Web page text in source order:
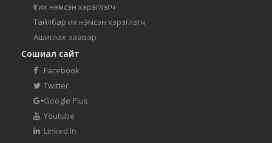
Үг их нэмсэн хэрэглэгч
Тайлбар их нэмсэн хэрэглэгч
Ашиглах заавар
Сошиал сайт
Facebook
Twitter
Google Plus
Youtube
Linked In